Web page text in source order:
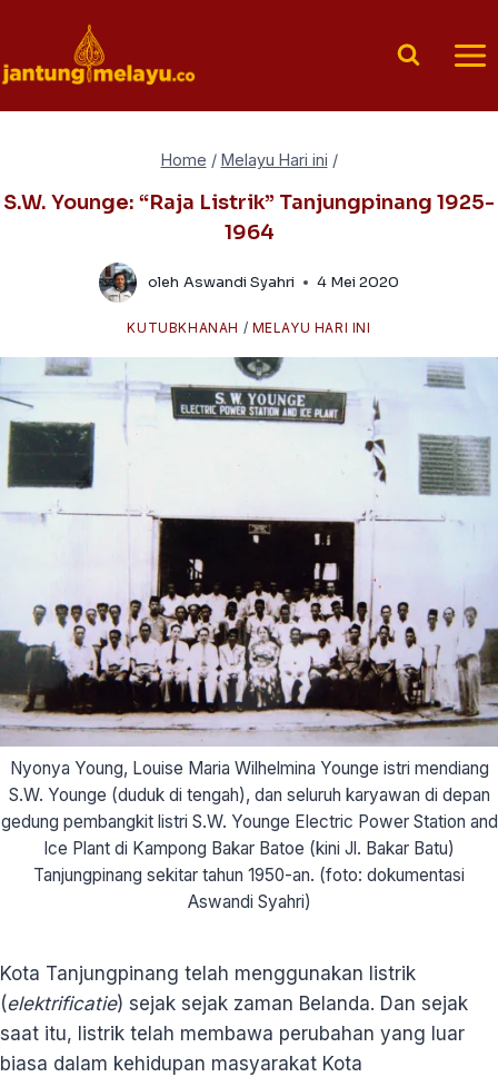
content
Home / Melayu Hari ini /
S.W. Younge: “Raja Listrik” Tanjungpinang 1925-
1964
oleh Aswandi Syahri 4 Mei 2020
KUTUBKHANAH / MELAYU HARI INI
Nyonya Young, Louise Maria Wilhelmina Younge istri mendiang
S.W. Younge (duduk di tengah), dan seluruh karyawan di depan
gedung pembangkit listri S.W. Younge Electric Power Station and
Ice Plant di Kampong Bakar Batoe (kini Jl. Bakar Batu)
Tanjungpinang sekitar tahun 1950-an. (foto: dokumentasi
Aswandi Syahri)
Kota Tanjungpinang telah menggunakan listrik
(elektrificatie) sejak sejak zaman Belanda. Dan sejak
saat itu, listrik telah membawa perubahan yang luar
biasa dalam kehidupan masyarakat Kota